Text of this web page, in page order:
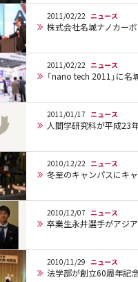
2011/02/22 ニュース
株式会社名城ナノカー
2011/02/22 ニュース
「nano tech 2011」に
2011/01/17 ニュース
人間学研究科が平成23
2010/12/22 ニュース
冬至のキャンパスにキ
2010/12/07 ニュース
卒業生永井選手がアジ
2010/11/29 ニュース
法学部が創立60周年記